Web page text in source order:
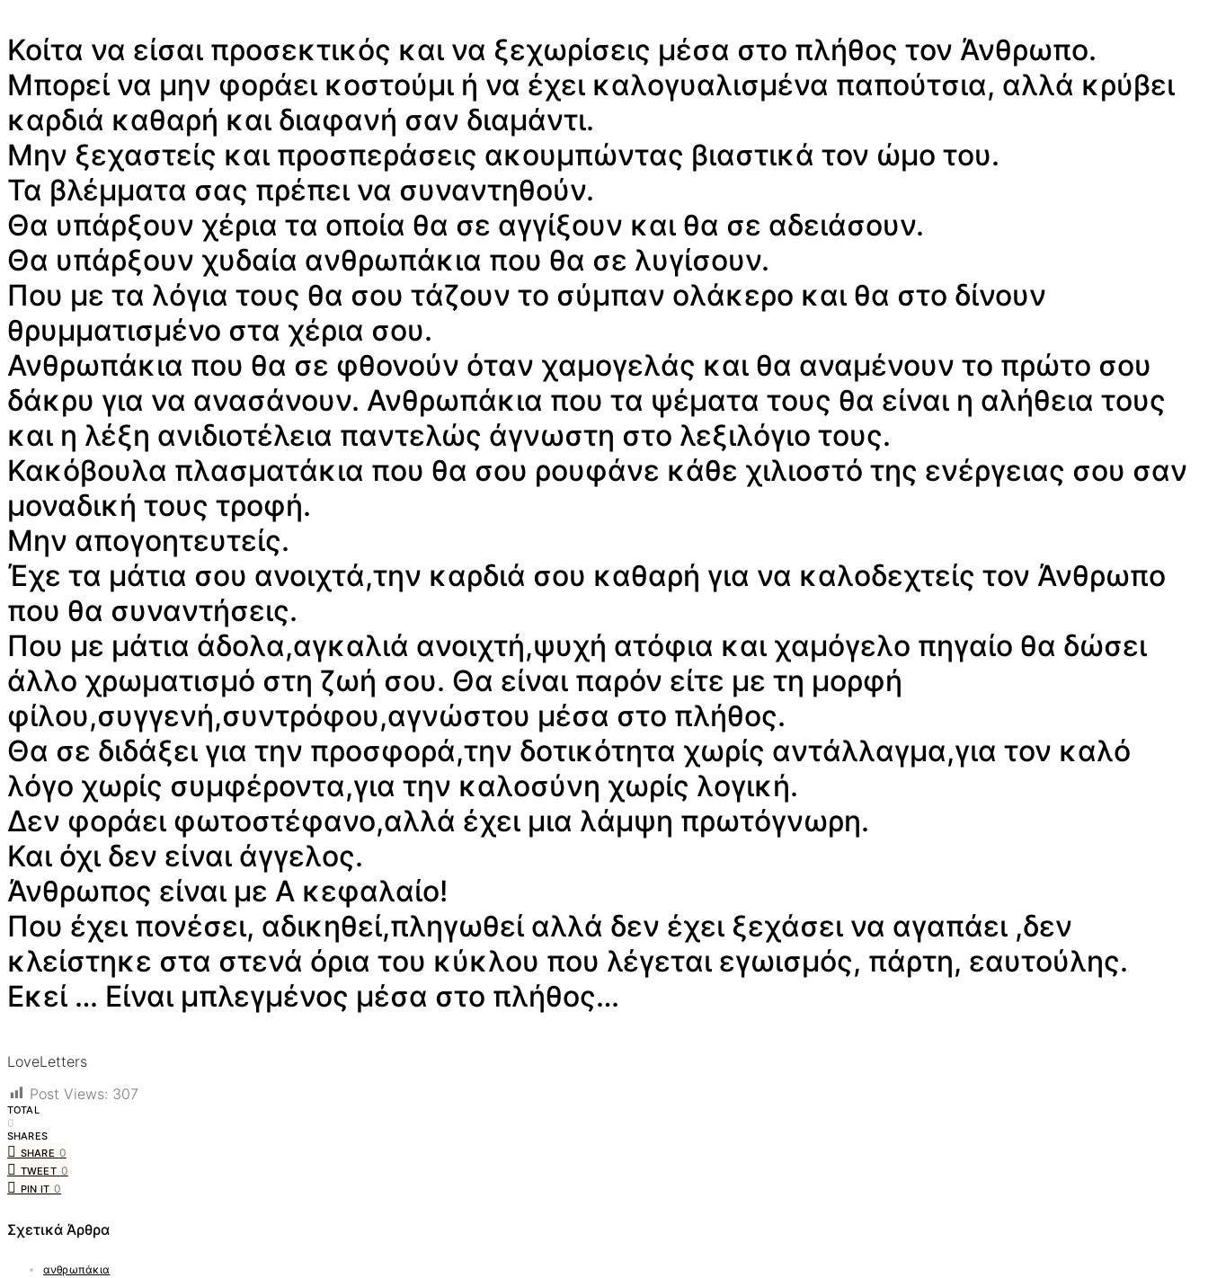
Κοίτα να είσαι προσεκτικός και να ξεχωρίσεις μέσα στο πλήθος τον Άνθρωπο.
Μπορεί να μην φοράει κοστούμι ή να έχει καλογυαλισμένα παπούτσια, αλλά κρύβει
καρδιά καθαρή και διαφανή σαν διαμάντι.
Μην ξεχαστείς και προσπεράσεις ακουμπώντας βιαστικά τον ώμο του.
Τα βλέμματα σας πρέπει να συναντηθούν.
Θα υπάρξουν χέρια τα οποία θα σε αγγίξουν και θα σε αδειάσουν.
Θα υπάρξουν χυδαία ανθρωπάκια που θα σε λυγίσουν.
Που με τα λόγια τους θα σου τάζουν το σύμπαν ολάκερο και θα στο δίνουν
θρυμματισμένο στα χέρια σου.
Ανθρωπάκια που θα σε φθονούν όταν χαμογελάς και θα αναμένουν το πρώτο σου
δάκρυ για να ανασάνουν. Ανθρωπάκια που τα ψέματα τους θα είναι η αλήθεια τους
και η λέξη ανιδιοτέλεια παντελώς άγνωστη στο λεξιλόγιο τους.
Κακόβουλα πλασματάκια που θα σου ρουφάνε κάθε χιλιοστό της ενέργειας σου σαν
μοναδική τους τροφή.
Μην απογοητευτείς.
Έχε τα μάτια σου ανοιχτά,την καρδιά σου καθαρή για να καλοδεχτείς τον Άνθρωπο
που θα συναντήσεις.
Που με μάτια άδολα,αγκαλιά ανοιχτή,ψυχή ατόφια και χαμόγελο πηγαίο θα δώσει
άλλο χρωματισμό στη ζωή σου. Θα είναι παρόν είτε με τη μορφή
φίλου,συγγενή,συντρόφου,αγνώστου μέσα στο πλήθος.
Θα σε διδάξει για την προσφορά,την δοτικότητα χωρίς αντάλλαγμα,για τον καλό
λόγο χωρίς συμφέροντα,για την καλοσύνη χωρίς λογική.
Δεν φοράει φωτοστέφανο,αλλά έχει μια λάμψη πρωτόγνωρη.
Και όχι δεν είναι άγγελος.
Άνθρωπος είναι με Α κεφαλαίο!
Που έχει πονέσει, αδικηθεί,πληγωθεί αλλά δεν έχει ξεχάσει να αγαπάει ,δεν
κλείστηκε στα στενά όρια του κύκλου που λέγεται εγωισμός, πάρτη, εαυτούλης.
Εκεί … Είναι μπλεγμένος μέσα στο πλήθος…
LoveLetters
Post Views: 307
TOTAL
0
SHARES
SHARE 0
TWEET 0
PIN IT 0
Σχετικά Άρθρα
ανθρωπάκια